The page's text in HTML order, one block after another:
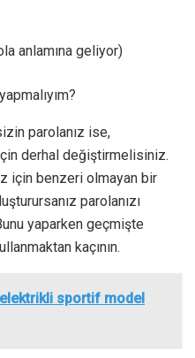
anlamına geliyor)
parolanız ise,
derhal değiştirmelisiniz.
için benzeri olmayan bir
parolanızı
yaparken geçmişte
kaçının.
sportif model